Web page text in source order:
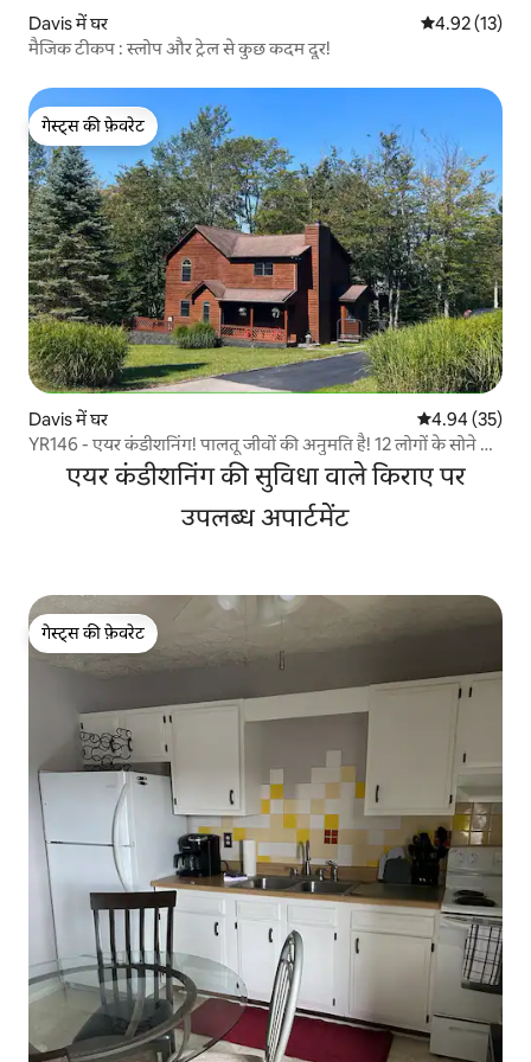
Davis में घर औसत रेटिंग 5 में
4.92 (13)
मैजिक टीकप : स्लोप और ट्रेल से कुछ कदम दूर!
गेस्ट्स की फ़ेवरेट
गेस्ट्स की फ़ेवरेट
Davis में घर औसत रेटिंग 5 में
4.94 (35)
YR146 - एयर कंडीशनिंग! पालतू जीवों की अनुमति है! 12 लोगों के सोने की
जगह!एयर कंडीशनिंग की सुविधा वाले किराए पर
उपलब्ध अपार्टमेंट
गेस्ट्स की फ़ेवरेट
गेस्ट्स की फ़ेवरेट